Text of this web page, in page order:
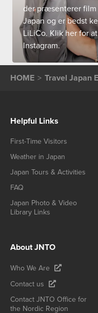
der præsenterer film
Japan og er bedst
LiLiCo. Klik her for
Instagram.
HOME Travel Japan
Helpful Links
First-Time Visitors
Weather in Japan
Japan Tours & Activities
FAQ
Japan Photo & Video
Library Links
About JNTO
Who We Are
Contact us
Contact JNTO Office for
the Nordic Region